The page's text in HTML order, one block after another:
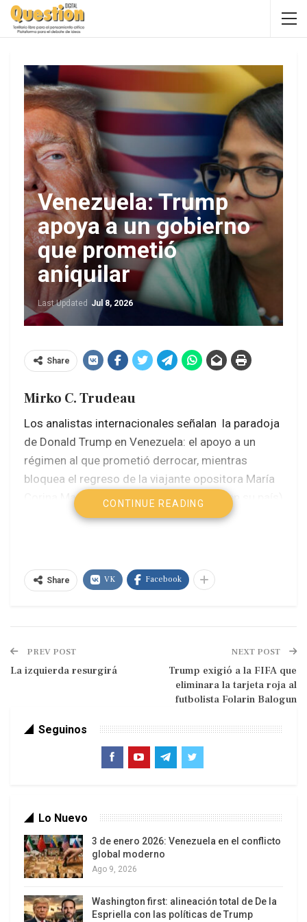
Venezuela: Trump
apoya a un gobierno
que prometió
aniquilar
Last Updated Jul 8, 2026
Share
Mirko C. Trudeau
Los analistas internacionales señalan la paradoja
de Donald Trump en Venezuela: el apoyo a un
régimen al que prometió derrocar, mientras
bloquea el regreso de la viajante opositora María
Corina Machado (quien raramente está en su país)
tras los terremotos y apoya la gestión de la
plenamente con acelerar esta masiva respuesta
labores de rescate y la entrada de ayuda
humanitaria.
Trump, terremotos y ¿después?
Seis meses después de la operación militar que
bombardeó Caracas y secuestró al presidente a
Nicolás Maduro y su esposa Cilia Flores, el pasado
3 de enero, y puso al frente de Venezuela a la
CONTINUE READING
Share VK Facebook
PREV POST
La izquierda resurgirá
NEXT POST
Trump exigió a la FIFA que
eliminara la tarjeta roja al
futbolista Folarin Balogun
Seguinos
Lo Nuevo
3 de enero 2026: Venezuela en el conflicto
global moderno
Ago 9, 2026
Washington first: alineación total de De la
Espriella con las políticas de Trump